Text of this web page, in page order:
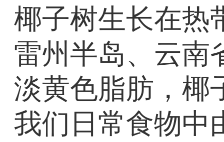
椰子树生长在热
雷州半岛、云南
淡黄色脂肪，椰
我们日常食物中